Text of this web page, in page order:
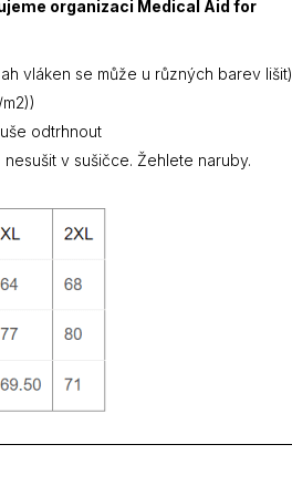
organizaci Medical Aid for
vláken se může u různých barev lišit)
odtrhnout
v sušičce. Žehlete naruby.